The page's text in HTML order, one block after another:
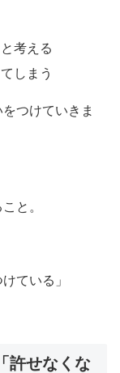
考える
しまう
つけていきま
と。
ている」
許せなくな